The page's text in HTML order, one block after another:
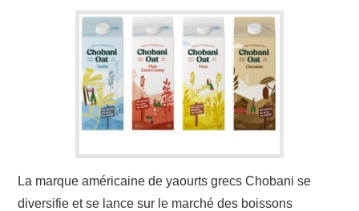
La marque américaine de yaourts grecs Chobani se
diversifie et se lance sur le marché des boissons